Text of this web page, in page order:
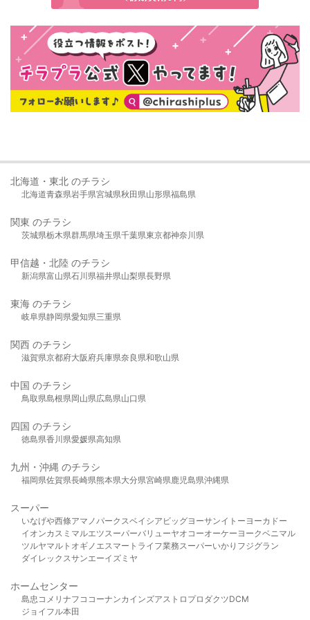
北海道・東北 のチラシ
北海道青森県岩手県宮城県秋田県山形県福島県
関東 のチラシ
茨城県栃木県群馬県埼玉県千葉県東京都神奈川県
甲信越・北陸 のチラシ
新潟県富山県石川県福井県山梨県長野県
東海 のチラシ
岐阜県静岡県愛知県三重県
関西 のチラシ
滋賀県京都府大阪府兵庫県奈良県和歌山県
中国 のチラシ
鳥取県島根県岡山県広島県山口県
四国 のチラシ
徳島県香川県愛媛県高知県
九州・沖縄 のチラシ
福岡県佐賀県長崎県熊本県大分県宮崎県鹿児島県沖縄県
スーパー
いなげや西條アマノパークスベイシア ビッグヨーサンイトーヨーカドー
イオンカスミ マルエツスーパーバリューヤオコーオーケー ヨークベニマル
ツルヤマルト オギノ エスマート ライフ業務スーパーいかり フジグラン
ダイレックスサンエーイズミヤ
ホームセンター
島忠 コメリ ナフコ コーナンカインズアストロプロダクツDCM
ジョイフル本田